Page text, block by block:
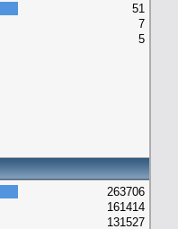
51
7
5
263706
161414
131527